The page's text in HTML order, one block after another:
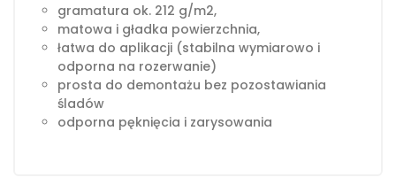
gramatura ok. 212 g/m2,
matowa i gładka powierzchnia,
łatwa do aplikacji (stabilna wymiarowo i
odporna na rozerwanie)
prosta do demontażu bez pozostawiania
śladów
odporna pęknięcia i zarysowania